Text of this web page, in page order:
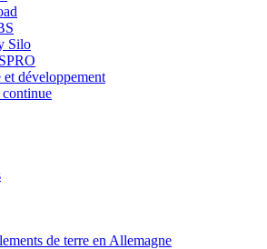
Silo
et développement
de terre en Allemagne